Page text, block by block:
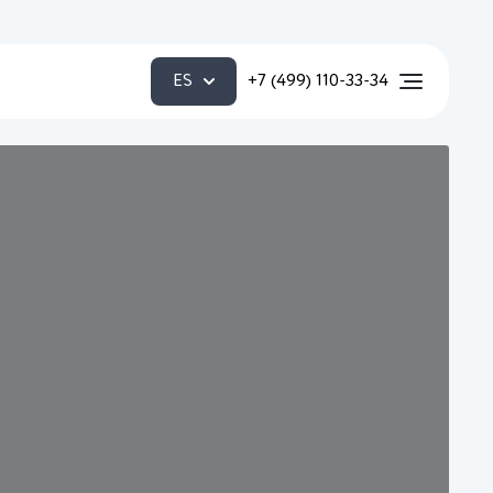
ES +7 (499) 110-33-34